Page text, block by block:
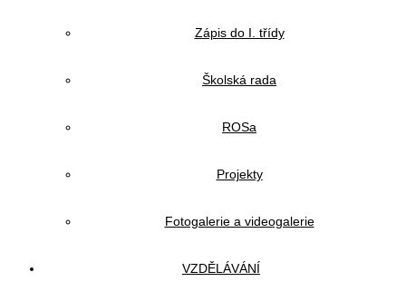
Zápis do I. třídy
Školská rada
ROSa
Projekty
Fotogalerie a videogalerie
VZDĚLÁVÁNÍ